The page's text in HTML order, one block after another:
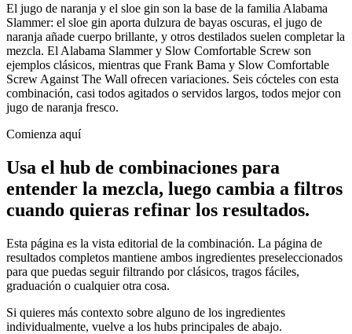
El jugo de naranja y el sloe gin son la base de la familia Alabama
Slammer: el sloe gin aporta dulzura de bayas oscuras, el jugo de
naranja añade cuerpo brillante, y otros destilados suelen completar la
mezcla. El Alabama Slammer y Slow Comfortable Screw son
ejemplos clásicos, mientras que Frank Bama y Slow Comfortable
Screw Against The Wall ofrecen variaciones. Seis cócteles con esta
combinación, casi todos agitados o servidos largos, todos mejor con
jugo de naranja fresco.
Comienza aquí
Usa el hub de combinaciones para
entender la mezcla, luego cambia a filtros
cuando quieras refinar los resultados.
Esta página es la vista editorial de la combinación. La página de
resultados completos mantiene ambos ingredientes preseleccionados
para que puedas seguir filtrando por clásicos, tragos fáciles,
graduación o cualquier otra cosa.
Si quieres más contexto sobre alguno de los ingredientes
individualmente, vuelve a los hubs principales de abajo.